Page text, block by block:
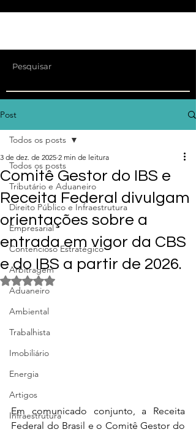
Post
Todos os posts
Tributário e Aduaneiro
Direito Público e Infraestrutura
Empresarial
Contencioso Estratégico
Arbitragem
Aduaneiro
Ambiental
Trabalhista
Imobiliário
Energia
Artigos
Infraestrutura
Todos os posts
Comitê Gestor do IBS e
Receita Federal divulgam
orientações sobre a
entrada em vigor da CBS
e do IBS a partir de 2026.
3 de dez. de 2025 2 min de leitura
Avaliado com NaN de 5 estrelas.
Em comunicado conjunto, a Receita
Federal do Brasil e o Comitê Gestor do